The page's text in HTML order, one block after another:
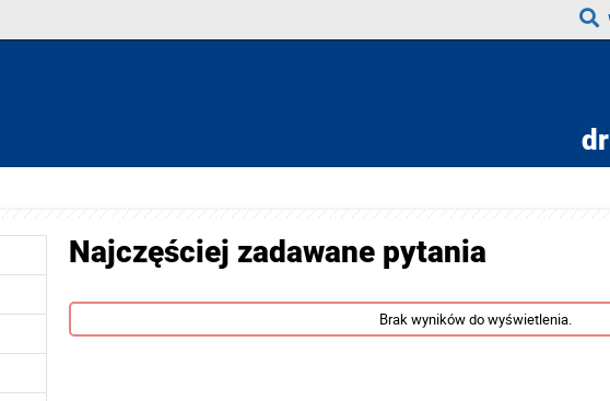
Najczęściej zadawane pytania
Brak wyników do wyświetlenia.